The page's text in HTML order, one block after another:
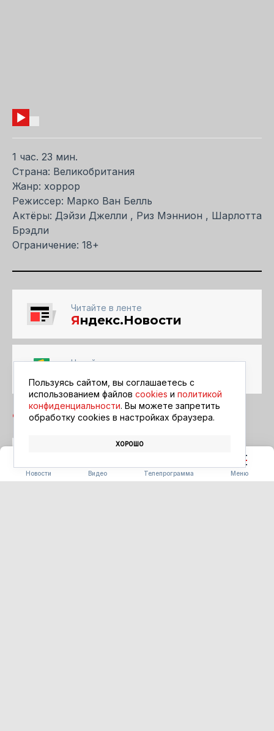
Новости Видео Телепрограмма Меню
1 час. 23 мин.
Страна: Великобритания
Жанр: хоррор
Режиссер: Марко Ван Белль
Актёры: Дэйзи Джелли , Риз Мэннион , Шарлотта
Брэдли
Ограничение: 18+
Читайте в ленте
Яндекс.Новости
Читайте в ленте
АФИША
Пользуясь сайтом, вы соглашаетесь с
использованием файлов cookies и политикой
конфиденциальности. Вы можете запретить
обработку сookies в настройках браузера.
ХОРОШО